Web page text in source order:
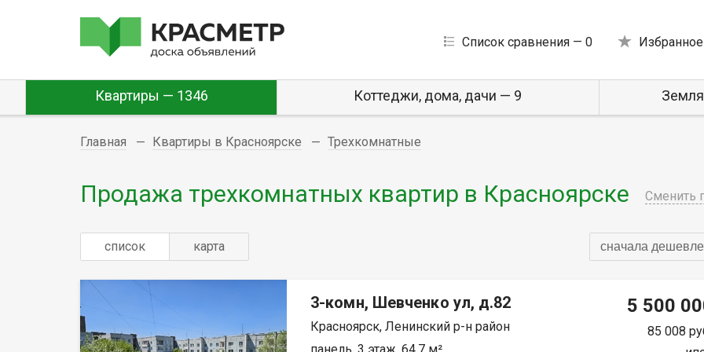
Список сравнения — 0
Квартиры — 1346 Коттеджи, дома, дачи — 9
Главная Квартиры в Красноярске Трехкомнатные
Продажа трехкомнатных квартир в Красноярске Сменить
список карта сначала дешевле
3-комн, Шевченко ул, д.82
Красноярск, Ленинский р-н район
5 500
85 008